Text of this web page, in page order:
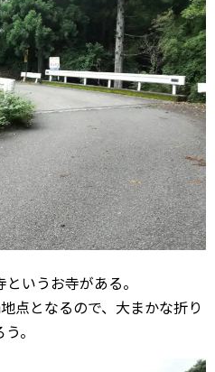
いうお寺がある。
点となるので、大まかな折り
。